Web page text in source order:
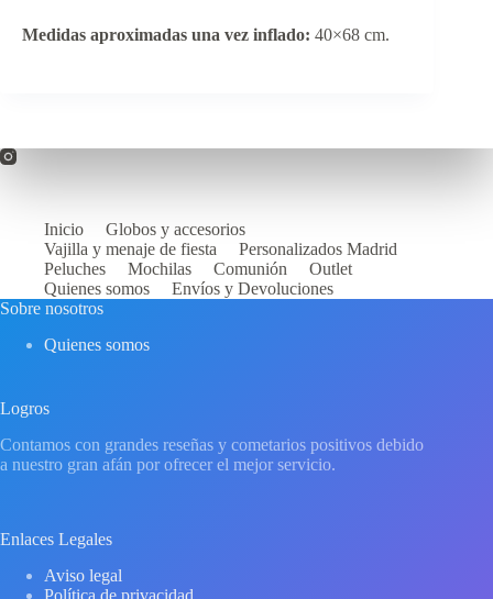
Medidas aproximadas una vez inflado: 40×68 cm.
Inicio
Globos y accesorios
Vajilla y menaje de fiesta
Personalizados Madrid
Peluches
Mochilas Comunión
Outlet
Quienes somos
Envíos y Devoluciones
Sobre nosotros
Quienes somos
Logros
Contamos con grandes reseñas y cometarios positivos debido
a nuestro gran afán por ofrecer el mejor servicio.
Enlaces Legales
Aviso legal
Política de privacidad